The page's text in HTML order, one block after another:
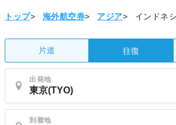
トップ> 海外航空券> アジア> インドネ
片道 往復
出発地
到着地